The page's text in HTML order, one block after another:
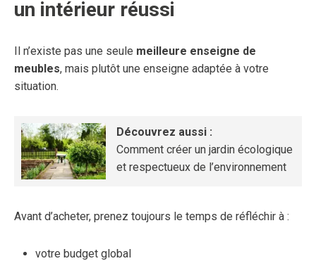
un intérieur réussi
Il n’existe pas une seule meilleure enseigne de
meubles, mais plutôt une enseigne adaptée à votre
situation.
Découvrez aussi :
Comment créer un jardin écologique
et respectueux de l’environnement
Avant d’acheter, prenez toujours le temps de réfléchir à :
votre budget global